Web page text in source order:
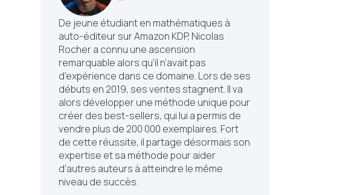
De jeune étudiant en mathématiques à
auto-éditeur sur Amazon KDP, Nicolas
Rocher a connu une ascension
remarquable alors qu’il n’avait pas
d’expérience dans ce domaine. Lors de ses
débuts en 2019, ses ventes stagnent. Il va
alors développer une méthode unique pour
créer des best-sellers, qui lui a permis de
vendre plus de 200 000 exemplaires. Fort
de cette réussite, il partage désormais son
expertise et sa méthode pour aider
d’autres auteurs à atteindre le même
niveau de succès.